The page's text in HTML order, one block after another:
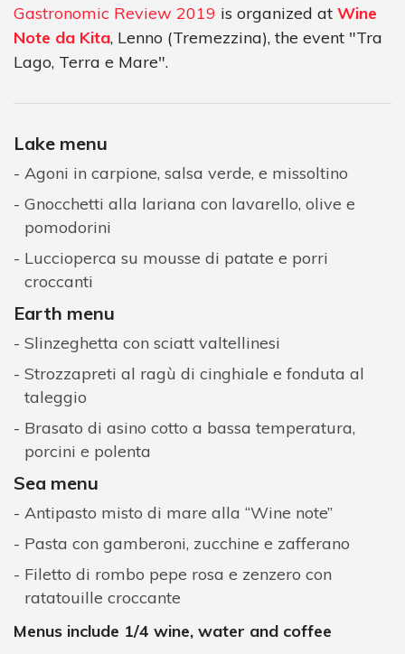
Gastronomic Review 2019 is organized at Wine
Note da Kita, Lenno (Tremezzina), the event "Tra
Lago, Terra e Mare".
Lake menu
Agoni in carpione, salsa verde, e missoltino
Gnocchetti alla lariana con lavarello, olive e
pomodorini
Luccioperca su mousse di patate e porri
croccanti
Earth menu
Slinzeghetta con sciatt valtellinesi
Strozzapreti al ragù di cinghiale e fonduta al
taleggio
Brasato di asino cotto a bassa temperatura,
porcini e polenta
Sea menu
Antipasto misto di mare alla “Wine note”
Pasta con gamberoni, zucchine e zafferano
Filetto di rombo pepe rosa e zenzero con
ratatouille croccante
Menus include 1/4 wine, water and coffee